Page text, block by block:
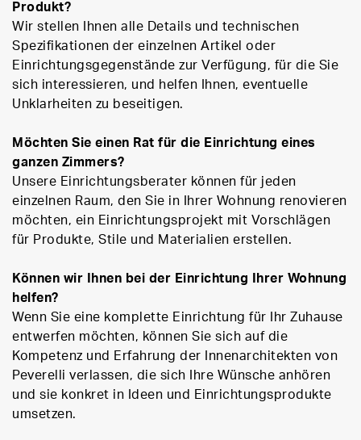
Produkt?
Wir stellen Ihnen alle Details und technischen
Spezifikationen der einzelnen Artikel oder
Einrichtungsgegenstände zur Verfügung, für die Sie
sich interessieren, und helfen Ihnen, eventuelle
Unklarheiten zu beseitigen.
Möchten Sie einen Rat für die Einrichtung eines
ganzen Zimmers?
Unsere Einrichtungsberater können für jeden
einzelnen Raum, den Sie in Ihrer Wohnung renovieren
möchten, ein Einrichtungsprojekt mit Vorschlägen
für Produkte, Stile und Materialien erstellen.
Können wir Ihnen bei der Einrichtung Ihrer Wohnung
helfen?
Wenn Sie eine komplette Einrichtung für Ihr Zuhause
entwerfen möchten, können Sie sich auf die
Kompetenz und Erfahrung der Innenarchitekten von
Peverelli verlassen, die sich Ihre Wünsche anhören
und sie konkret in Ideen und Einrichtungsprodukte
umsetzen.